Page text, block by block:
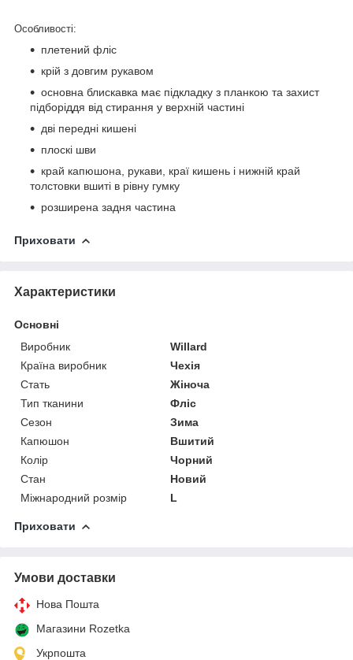
Особливості:
плетений фліс
крій з довгим рукавом
основна блискавка має підкладку з планкою та захист
підборіддя від стирання у верхній частині
дві передні кишені
плоскі шви
край капюшона, рукави, краї кишень і нижній край
толстовки вшиті в рівну гумку
розширена задня частина
Приховати
Характеристики
Основні
Виробник
Willard
Країна виробник
Чехія
Стать
Жіноча
Тип тканини
Фліс
Сезон
Зима
Капюшон
Вшитий
Колір
Чорний
Стан
Новий
Міжнародний розмір
L
Приховати
Умови доставки
Нова Пошта
Магазини Rozetka
Укрпошта